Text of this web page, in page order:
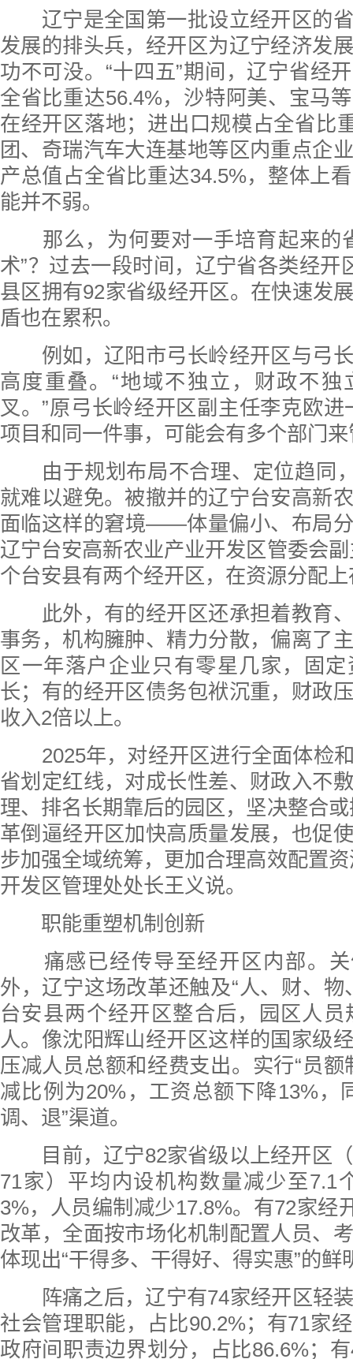
辽宁是全国第一批设立经开区的省
发展的排头兵，经开区为辽宁经济发
功不可没。“十四五”期间，辽宁省经
全省比重达56.4%，沙特阿美、宝马
在经开区落地；进出口规模占全省比
团、奇瑞汽车大连基地等区内重点企
产总值占全省比重达34.5%，整体上
能并不弱。
那么，为何要对一手培育起来的
术”？过去一段时间，辽宁省各类经开
县区拥有92家省级经开区。在快速发
盾也在累积。
例如，辽阳市弓长岭经开区与弓长
高度重叠。“地域不独立，财政不独
叉。”原弓长岭经开区副主任李克欧进
项目和同一件事，可能会有多个部门来
由于规划布局不合理、定位趋同，
就难以避免。被撤并的辽宁台安高新
面临这样的窘境——体量偏小、布局
辽宁台安高新农业产业开发区管委会
个台安县有两个经开区，在资源分配
此外，有的经开区还承担着教育、
事务，机构臃肿、精力分散，偏离了
区一年落户企业只有零星几家，固
长；有的经开区债务包袱沉重，财政
收入2倍以上。
2025年，对经开区进行全面体检
省划定红线，对成长性差、财政入不
理、排名长期靠后的园区，坚决整合
革倒逼经开区加快高质量发展，也促
步加强全域统筹，更加合理高效配置
开发区管理处处长王义说。
职能重塑机制创新
痛感已经传导至经开区内部。关
外，辽宁这场改革还触及“人、财、物
台安县两个经开区整合后，园区人员
人。像沈阳辉山经开区这样的国家级
压减人员总额和经费支出。实行“员额
减比例为20%，工资总额下降13%，
调、退”渠道。
目前，辽宁82家省级以上经开区（
71家）平均内设机构数量减少至7.1
3%，人员编制减少17.8%。有72家经
改革，全面按市场化机制配置人员、
体现出“干得多、干得好、得实惠”的鲜
阵痛之后，辽宁有74家经开区轻装
社会管理职能，占比90.2%；有71家
政府间职责边界划分，占比86.6%；